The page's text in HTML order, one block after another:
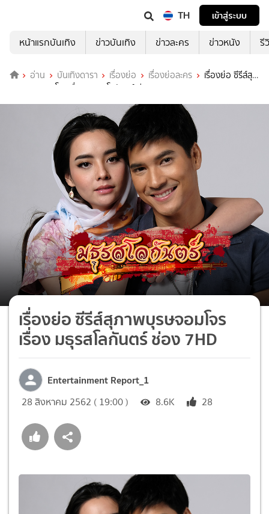
TH
เข้าสู่ระบบ
หน้าแรกบันเทิง
ข่าวบันเทิง ข่าวละคร ข่าวหนัง รี
อ่าน บันเทิงดารา เรื่องย่อ เรื่องย่อละคร
เรื่องย่อ ซีรีส์สุ
ภาพบุรษจอมโจร เรื่อง มธุรสโลกันตร์ ช่อง 7HD
เรื่องย่อ ซีรีส์สุภาพบุรษจอมโจร
เรื่อง มธุรสโลกันตร์ ช่อง 7HD
Entertainment Report_1
28 สิงหาคม 2562 ( 19:00 ) 8.6K 28